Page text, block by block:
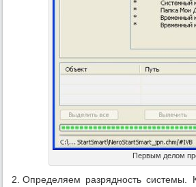
Первым делом
Определяем разрядность